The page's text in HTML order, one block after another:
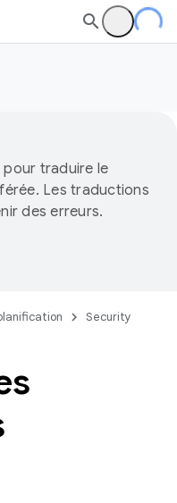
traduire le
Les traductions
des erreurs.
Security